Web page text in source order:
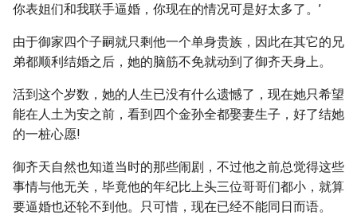
你表姐们和我联手逼婚，你现在的情况可是好太多了。’
由于御家四个子嗣就只剩他一个单身贵族，因此在其它的兄
弟都顺利结婚之后，她的脑筋不免就动到了御齐天身上。
活到这个岁数，她的人生已没有什么遗憾了，现在她只希望
能在人土为安之前，看到四个金孙全都娶妻生子，好了结她
的一桩心愿!
御齐天自然也知道当时的那些闹剧，不过他之前总觉得这些
事情与他无关，毕竟他的年纪比上头三位哥哥们都小，就算
要逼婚也还轮不到他。只可惜，现在已经不能同日而语。